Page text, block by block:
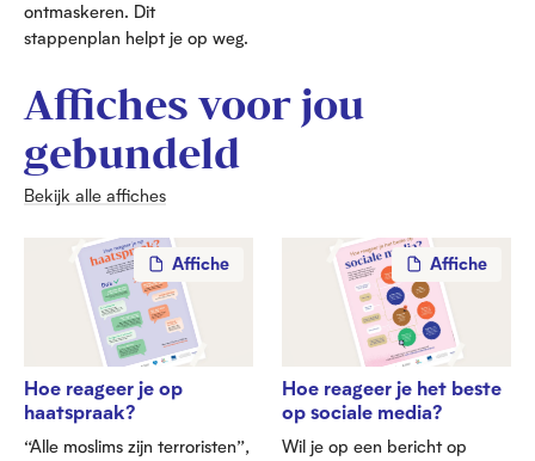
ontmaskeren. Dit
stappenplan helpt je op weg.
Affiches voor jou
gebundeld
Bekijk alle affiches
Affiche
Hoe reageer je op
haatspraak?
“Alle moslims zijn terroristen”,
Affiche
Hoe reageer je het beste
op sociale media?
Wil je op een bericht op